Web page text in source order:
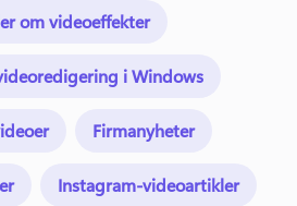
om videoeffekter
i Windows
Firmanyheter
Instagram-videoartikler